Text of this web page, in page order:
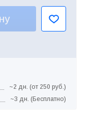
~2 дн. (от 250 руб.)
~3 дн. (Бесплатно)